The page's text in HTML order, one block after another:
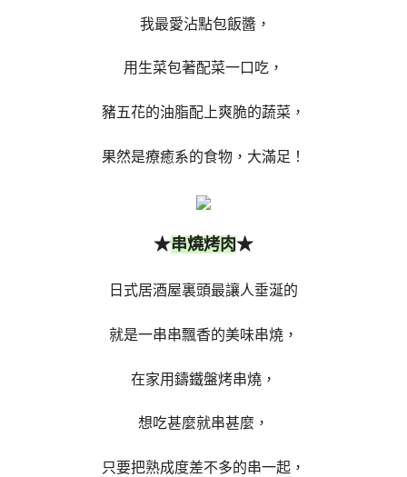
我最愛沾點包飯醬，
用生菜包著配菜一口吃，
豬五花的油脂配上爽脆的蔬菜，
果然是療癒系的食物，大滿足！
★串燒烤肉★
日式居酒屋裏頭最讓人垂涎的
就是一串串飄香的美味串燒，
在家用鑄鐵盤烤串燒，
想吃甚麼就串甚麼，
只要把熟成度差不多的串一起，